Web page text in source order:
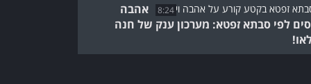
8:24
אהבה
לפי סבתא זפטא: מערכון ענק של חנה